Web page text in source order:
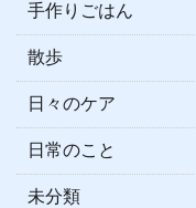
手作りごはん
散歩
日々のケア
日常のこと
未分類